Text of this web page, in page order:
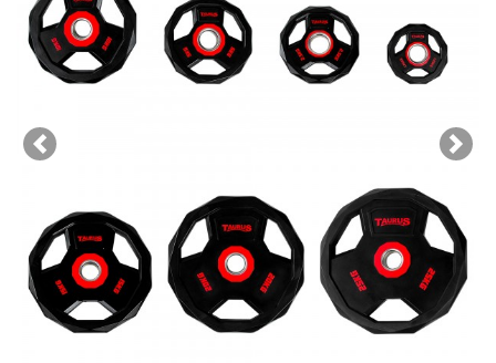
Previous Next